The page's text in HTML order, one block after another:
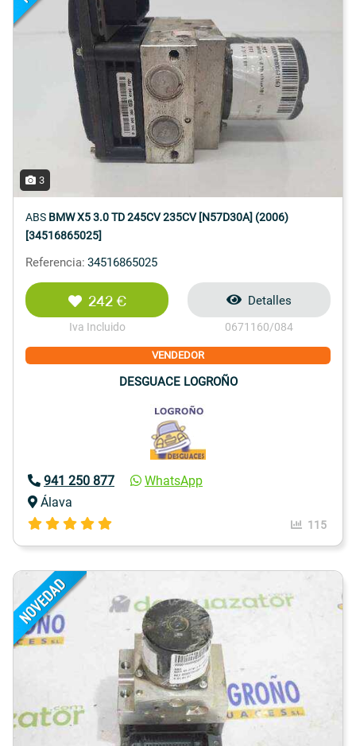
3
ABS BMW X5 3.0 TD 245CV 235CV [N57D30A] (2006)
[34516865025]
Referencia: 34516865025
242 €
Iva Incluido
Detalles
0671160/084
VENDEDOR
DESGUACE LOGROÑO
941 250 877
WhatsApp
Álava
115